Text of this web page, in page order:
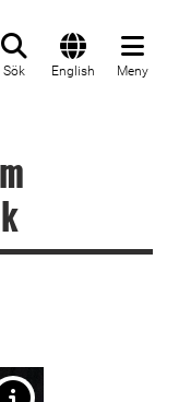
Sök English Meny